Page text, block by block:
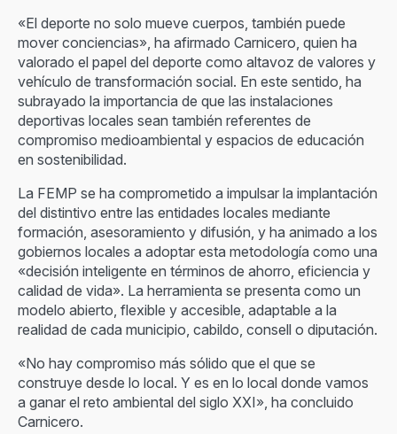
«El deporte no solo mueve cuerpos, también puede
mover conciencias», ha afirmado Carnicero, quien ha
valorado el papel del deporte como altavoz de valores y
vehículo de transformación social. En este sentido, ha
subrayado la importancia de que las instalaciones
deportivas locales sean también referentes de
compromiso medioambiental y espacios de educación
en sostenibilidad.
La FEMP se ha comprometido a impulsar la implantación
del distintivo entre las entidades locales mediante
formación, asesoramiento y difusión, y ha animado a los
gobiernos locales a adoptar esta metodología como una
«decisión inteligente en términos de ahorro, eficiencia y
calidad de vida». La herramienta se presenta como un
modelo abierto, flexible y accesible, adaptable a la
realidad de cada municipio, cabildo, consell o diputación.
«No hay compromiso más sólido que el que se
construye desde lo local. Y es en lo local donde vamos
a ganar el reto ambiental del siglo XXI», ha concluido
Carnicero.